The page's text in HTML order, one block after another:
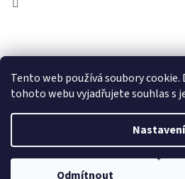
Tento web používá soubory
tohoto webu vyjadřujete souhlas s
Nastavení
Odmítnout
Copyright 2026